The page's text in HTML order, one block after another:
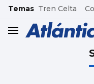
common.go-to-content
Temas Tren Celta
header.menu.open